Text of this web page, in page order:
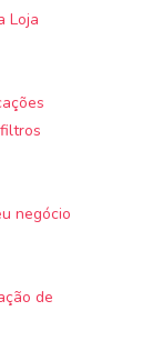
Loja
negócio
de